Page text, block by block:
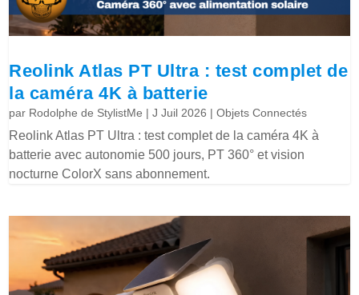
Reolink Atlas PT Ultra : test complet de
la caméra 4K à batterie
par Rodolphe de StylistMe |J Juil 2026 |Objets Connectés
Reolink Atlas PT Ultra : test complet de la caméra 4K à
batterie avec autonomie 500 jours, PT 360° et vision
nocturne ColorX sans abonnement.